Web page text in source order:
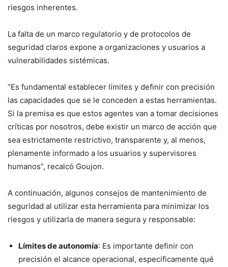
riesgos inherentes.
La falta de un marco regulatorio y de protocolos de
seguridad claros expone a organizaciones y usuarios a
vulnerabilidades sistémicas.
“Es fundamental establecer límites y definir con precisión
las capacidades que se le conceden a estas herramientas.
Si la premisa es que estos agentes van a tomar decisiones
críticas por nosotros, debe existir un marco de acción que
sea estrictamente restrictivo, transparente y, al menos,
plenamente informado a los usuarios y supervisores
humanos”, recalcó Goujon.
A continuación, algunos consejos de mantenimiento de
seguridad al utilizar esta herramienta para minimizar los
riesgos y utilizarla de manera segura y responsable:
Límites de autonomía: Es importante definir con
precisión el alcance operacional, específicamente qué